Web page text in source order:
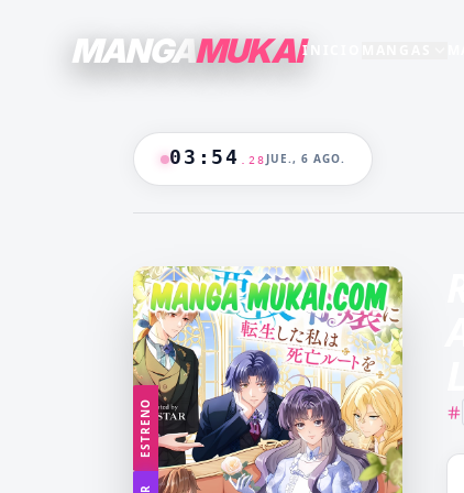
MANGAMUKAIINICIO
TODO EL CATALOGO
BLANCO & NEGRO
CATALOGO
ANIME
FANTASÍA
HENTAI
MADRASTRA
MANGA AKARI
YAKUIN
MANGA PARA
ADULTOS
03 : 54 29 JUE., 6 AGO.
ESTRENO